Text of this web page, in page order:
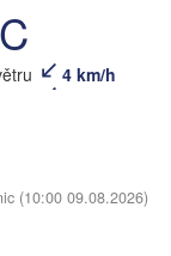
4 km/h
(10:00 09.08.2026)
(Baranavičy)